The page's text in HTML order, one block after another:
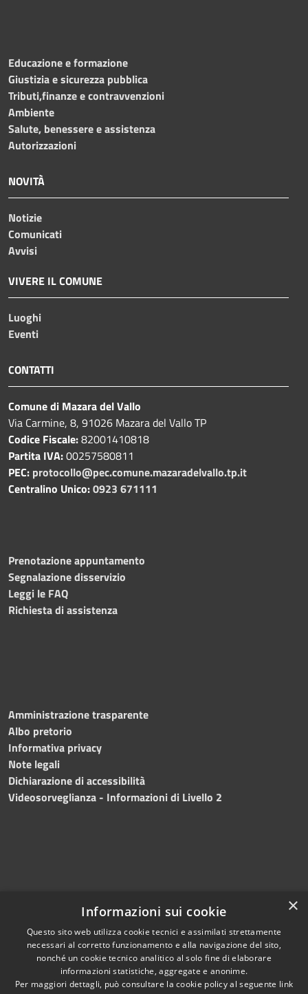
Educazione e formazione
Giustizia e sicurezza pubblica
Tributi,finanze e contravvenzioni
Ambiente
Salute, benessere e assistenza
Autorizzazioni
NOVITÀ
Notizie
Comunicati
Avvisi
VIVERE IL COMUNE
Luoghi
Eventi
CONTATTI
Comune di Mazara del Vallo
Via Carmine, 8, 91026 Mazara del Vallo TP
Codice Fiscale:82001410818
Partita IVA:00257580811
PEC: protocollo@pec.comune.mazaradelvallo.tp.it
Centralino Unico:0923 671111
Prenotazione appuntamento
Segnalazione disservizio
Leggi le FAQ
Richiesta di assistenza
Amministrazione trasparente
Albo pretorio
Informativa privacy
Note legali
Dichiarazione di accessibilità
Videosorveglianza - Informazioni di Livello 2
Accessibilità
Privacy
Copyright © 2024 •
Comune di Mazara del
Vallo• Powered
×
Informazioni sui cookie
Questo sito web utilizza cookie tecnici e assimilati strettamente
necessari al corretto funzionamento e alla navigazione del sito,
nonché un cookie tecnico analitico al solo fine di elaborare
informazioni statistiche, aggregate e anonime.
Per maggiori dettagli, può consultare la cookie policy al seguente link